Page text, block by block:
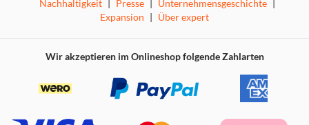
Einfaches Kochen mit diesem vielseitigen Gerät: Sie
können komplette Mahlzeiten aus 3 Komponenten kochen,
wie z. B. 4 Hähnchenbrustfilets mit cremiger Pasta und
zarten Brokkoliröschen.
Nachhaltigkeit | Presse | Unternehmensgeschichte |
Expansion | Über expert
Wir akzeptieren im Onlineshop folgende Zahlarten